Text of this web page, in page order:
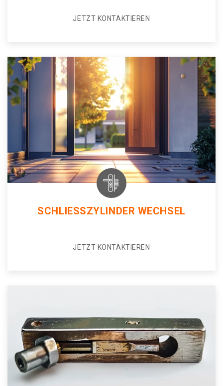
JETZT KONTAKTIEREN
SCHLIESSZYLINDER WECHSEL
JETZT KONTAKTIEREN